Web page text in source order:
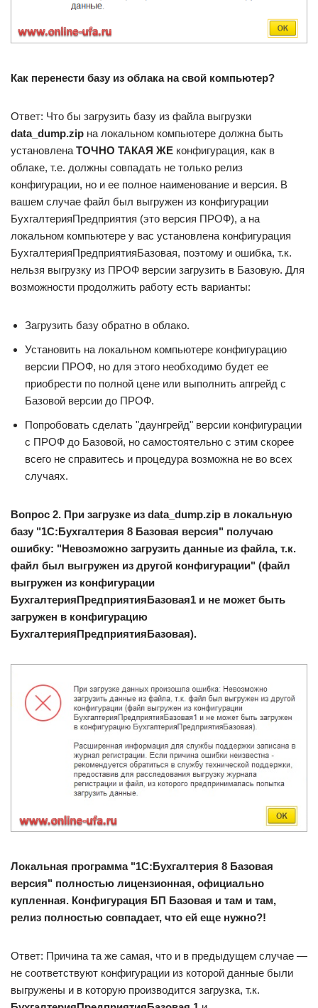
Как перенести базу из облака на свой компьютер?
Ответ: Что бы загрузить базу из файла выгрузки
data_dump.zip на локальном компьютере должна быть
установлена ТОЧНО ТАКАЯ ЖЕ конфигурация, как в
облаке, т.е. должны совпадать не только релиз
конфигурации, но и ее полное наименование и версия. В
вашем случае файл был выгружен из конфигурации
БухгалтерияПредприятия (это версия ПРОФ), а на
локальном компьютере у вас установлена конфигурация
БухгалтерияПредприятияБазовая, поэтому и ошибка, т.к.
нельзя выгрузку из ПРОФ версии загрузить в Базовую. Для
возможности продолжить работу есть варианты:
Загрузить базу обратно в облако.
Установить на локальном компьютере конфигурацию
версии ПРОФ, но для этого необходимо будет ее
приобрести по полной цене или выполнить апгрейд с
Базовой версии до ПРОФ.
Попробовать сделать "даунгрейд" версии конфигурации
с ПРОФ до Базовой, но самостоятельно с этим скорее
всего не справитесь и процедура возможна не во всех
случаях.
Вопрос 2. При загрузке из data_dump.zip в локальную
базу "1С:Бухгалтерия 8 Базовая версия" получаю
ошибку: "Невозможно загрузить данные из файла, т.к.
файл был выгружен из другой конфигурации" (файл
выгружен из конфигурации
БухгалтерияПредприятияБазовая1 и не может быть
загружен в конфигурацию
БухгалтерияПредприятияБазовая).
Локальная программа "1С:Бухгалтерия 8 Базовая
версия" полностью лицензионная, официально
купленная. Конфигурация БП Базовая и там и там,
релиз полностью совпадает, что ей еще нужно?!
Ответ: Причина та же самая, что и в предыдущем случае —
не соответствуют конфигурации из которой данные были
выгружены и в которую производится загрузка, т.к.